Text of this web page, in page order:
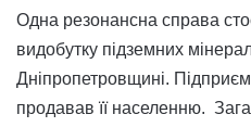
Одна резонансна справа
видобутку підземних
Дніпропетровщині.
продавав її населенню.